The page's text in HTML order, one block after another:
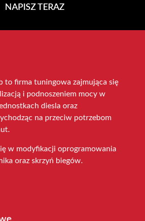
NAPISZ TERAZ
to firma tuningowa zajmująca się
i podnoszeniem mocy w
diesla oraz
na przeciw potrzebom
w modyfikacji oprogramowania
oraz skrzyń biegów.